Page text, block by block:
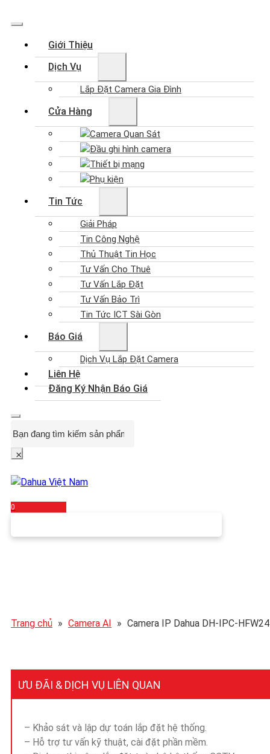
Giới Thiệu
Dịch Vụ
Lắp Đặt Camera Gia Đình
Cửa Hàng
Camera Quan Sát
Đầu ghi hình camera
Thiết bị mạng
Phụ kiện
Tin Tức
Giải Pháp
Tin Công Nghệ
Thủ Thuật Tin Học
Tư Vấn Cho Thuê
Tư Vấn Lắp Đặt
Tư Vấn Bảo Trì
Tin Tức ICT Sài Gòn
Báo Giá
Dịch Vụ Lắp Đặt Camera
Liên Hệ
Đăng Ký Nhận Báo Giá
×
0
Trang chủ » Camera AI » Camera IP Dahua DH-IPC-
ƯU ĐÃI & DỊCH VỤ LIÊN QUAN
– Khảo sát và lập dự toán lắp đặt hệ thống.
– Hỗ trợ tư vấn kỹ thuật, cài đặt phần mềm.